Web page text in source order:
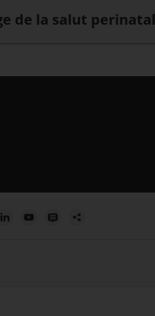
de la salut perinatal
nova finestra.